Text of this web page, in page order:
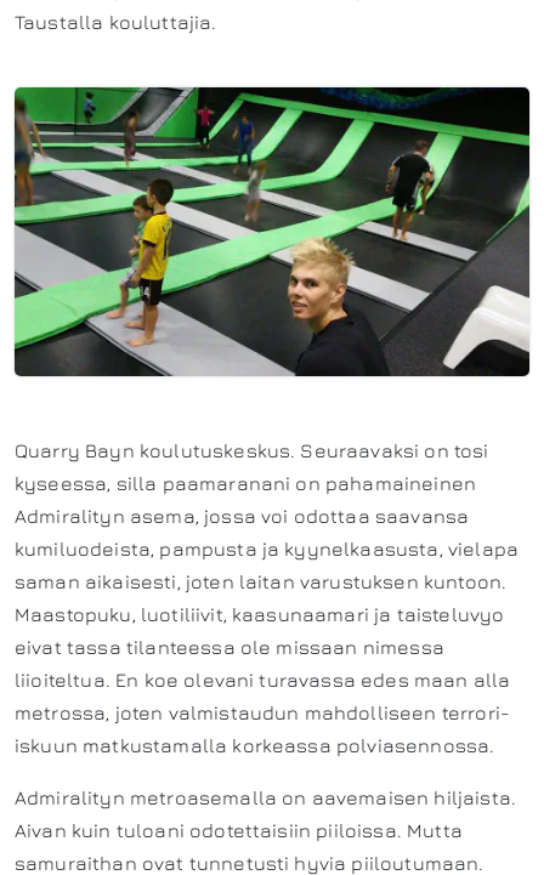
Taustalla kouluttajia.
Quarry Bayn koulutuskeskus. Seuraavaksi on tosi
kyseessa, silla paamaranani on pahamaineinen
Admiralityn asema, jossa voi odottaa saavansa
kumiluodeista, pampusta ja kyynelkaasusta, vielapa
saman aikaisesti, joten laitan varustuksen kuntoon.
Maastopuku, luotiliivit, kaasunaamari ja taisteluvyo
eivat tassa tilanteessa ole missaan nimessa
liioiteltua. En koe olevani turavassa edes maan alla
metrossa, joten valmistaudun mahdolliseen terrori-
iskuun matkustamalla korkeassa polviasennossa.
Admiralityn metroasemalla on aavemaisen hiljaista.
Aivan kuin tuloani odotettaisiin piiloissa. Mutta
samuraithan ovat tunnetusti hyvia piiloutumaan.